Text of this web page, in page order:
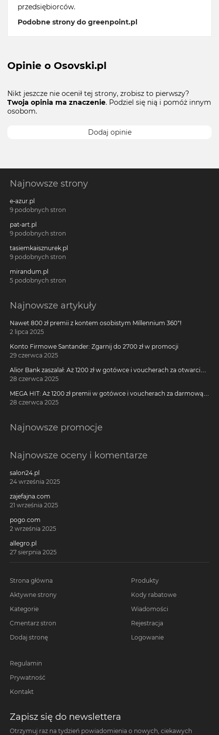
przedsiębiorców.
Podobne strony do greenpoint.pl
Opinie o Osovski.pl
Nikt jeszcze nie ocenił tej strony, zrobisz to pierwszy?
Twoja opinia ma znaczenie. Podziel się nią i pomóż innym
osobom.
Dodaj opinie
Najnowsze strony
e-azur.pl
9 podobnych stron
pat-art.pl
9 podobnych stron
tasiemkaisznurek.pl
9 podobnych stron
mirandum.pl
5 podobnych stron
Najnowsze artykuły
Nawet 800 zł premii z kontem osobistym Millennium 360°!
2 lipca 2025
Konto Firmowe Santander: Zgarnij do 2700 zł w promocji
29 czerwca 2025
Alior Bank zaszalał: Aż 1200 zł w gotówce i voucherach za otwarcie
darmowego konta!
28 czerwca 2025
MEGA HIT: Aż 1200 zł premii w gotówce i voucherach za darmową
kartę kredytową Citi Simplicity
28 czerwca 2025
Najnowsze promocje
Najnowsze oceny i komentarze
salon24.pl
24 września 2025
zajefajna.com
21 września 2025
pogo.com
2 września 2025
allegro.pl
27 sierpnia 2025
Strona główna
Aktywne strony
Kategorie
Cmentarz stron
Dodaj stronę
Produkty
Kody rabatowe
Wiadomości
Rejestracja
Logowanie
Regulamin
Prywatność
Kontakt
Zapisz się do newslettera
Otrzymuj raz na tydzień powiadomienia o nowych, ciekawych